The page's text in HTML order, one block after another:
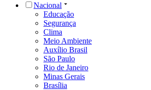
Nacional
Educação
Segurança
Clima
Meio Ambiente
Auxílio Brasil
São Paulo
Rio de Janeiro
Minas Gerais
Brasília